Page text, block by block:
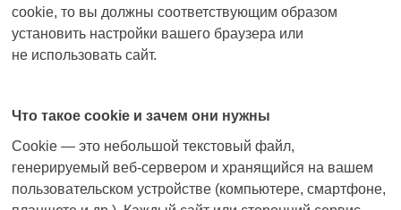
cookie, то вы должны соответствующим образом
установить настройки вашего браузера или
не использовать сайт.
Что такоеcookie и зачем они нужны
Cookie — это небольшой текстовый файл,
генерируемый веб-сервером и хранящийся на вашем
пользовательском устройстве (компьютере, смартфоне,